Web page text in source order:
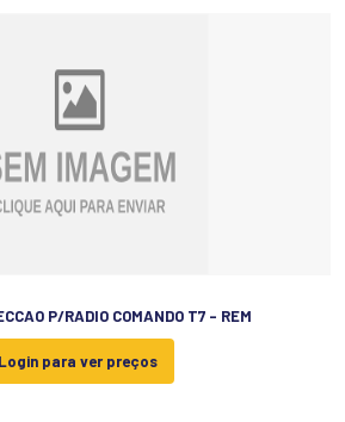
P/RADIO COMANDO T7 - REM
Login para ver preços